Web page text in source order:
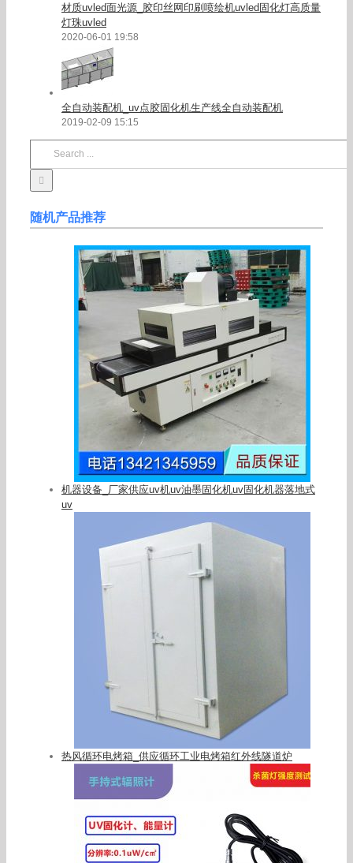
材质uvled面光源_胶印丝网印刷喷绘机uvled固化灯高质量
灯珠uvled
2020-06-01 19:58
全自动装配机_uv点胶固化机生产线全自动装配机
2019-02-09 15:15
随机产品推荐
机器设备_厂家供应uv机uv油墨固化机uv固化机器落地式
uv
热风循环电烤箱_供应循环工业电烤箱红外线隧道炉